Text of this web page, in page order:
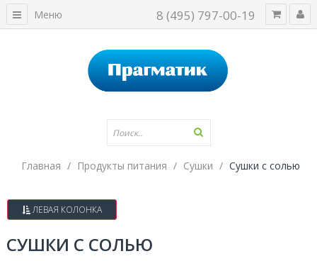
8 (495) 797-00-19
Меню
Главная Продукты питания Сушки Сушки с солью
ЛЕВАЯ КОЛОНКА
СУШКИ С СОЛЬЮ